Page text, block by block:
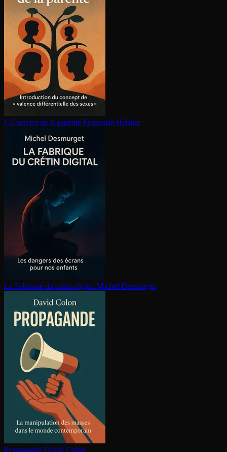
L'Exercice de la parenté Françoise Héritier
La Fabrique du crétin digital Michel Desmurget
Propagande David Colon